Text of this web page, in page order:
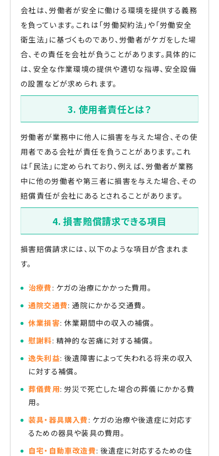
会社は、労働者が安全に働ける環境を提供する義務
を負っています。これは「労働契約法」や「労働安全
衛生法」に基づくものであり、労働者がケガをした場
合、その責任を会社が負うことがあります。具体的に
は、安全な作業環境の提供や適切な指導、安全設備
の設置などが求められます。
3. 使用者責任とは？
労働者が業務中に他人に損害を与えた場合、その使
用者である会社が責任を負うことがあります。これ
は「民法」に定められており、例えば、労働者が業務
中に他の労働者や第三者に損害を与えた場合、その
賠償責任が会社にあるとされることがあります。
4. 損害賠償請求できる項目
損害賠償請求には、以下のような項目が含まれま
す。
治療費: ケガの治療にかかった費用。
通院交通費: 通院にかかる交通費。
休業損害: 休業期間中の収入の補償。
慰謝料: 精神的な苦痛に対する補償。
逸失利益: 後遺障害によって失われる将来の収入
に対する補償。
葬儀費用: 労災で死亡した場合の葬儀にかかる費
用。
装具・器具購入費: ケガの治療や後遺症に対応す
るための器具や装具の費用。
自宅・自動車改造費: 後遺症に対応するための住